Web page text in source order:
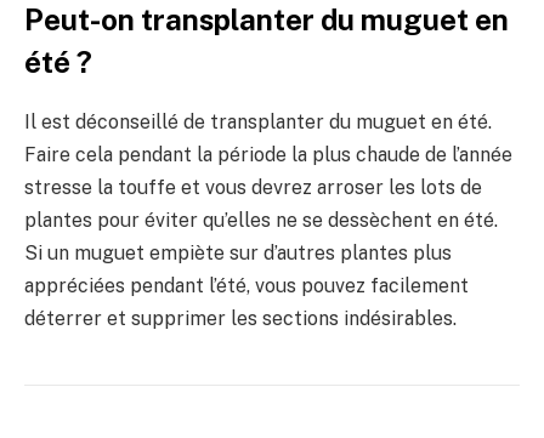
Peut-on transplanter du muguet en
été ?
Il est déconseillé de transplanter du muguet en été.
Faire cela pendant la période la plus chaude de l’année
stresse la touffe et vous devrez arroser les lots de
plantes pour éviter qu’elles ne se dessèchent en été.
Si un muguet empiète sur d’autres plantes plus
appréciées pendant l’été, vous pouvez facilement
déterrer et supprimer les sections indésirables.